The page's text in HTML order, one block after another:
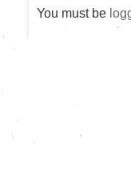
You must be